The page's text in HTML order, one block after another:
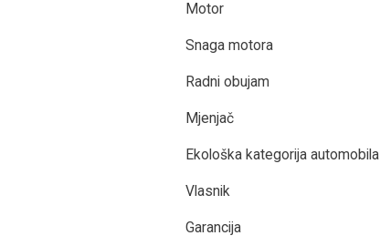
Motor
Snaga motora
Radni obujam
Mjenjač
Ekološka kategorija automobila
Vlasnik
Garancija